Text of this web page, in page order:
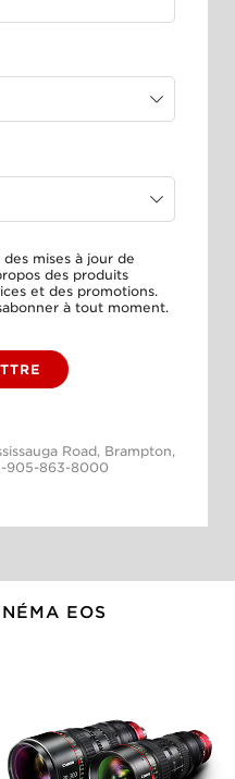
mises à jour de
des produits
et des promotions.
à tout moment.
Road, Brampton,
905-863-8000
EOS